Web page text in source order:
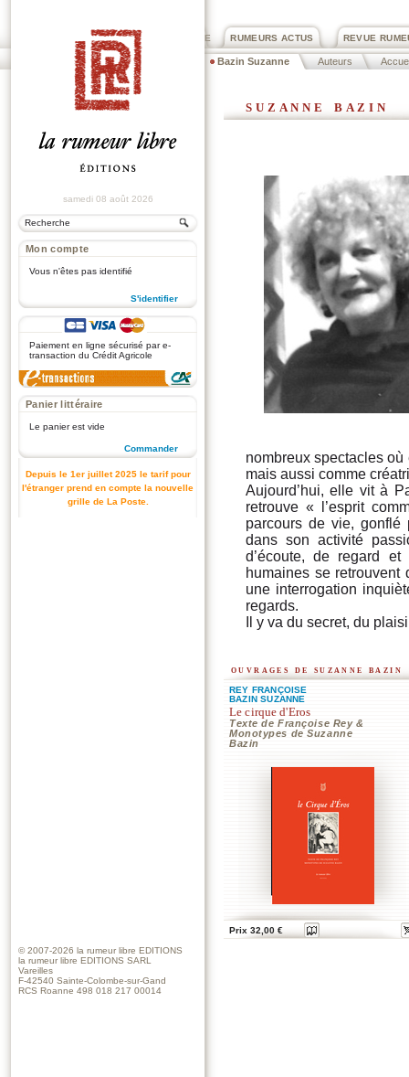
REVUE
RUMEURS ACTUS
PRIX ROGER DEXTRE
Bazin Suzanne Auteurs
samedi 08 août 2026
Mon compte
Vous n'êtes pas identifié
S'identifier
Paiement en ligne sécurisé par e-
transaction du Crédit Agricole
Panier littéraire
Le panier est vide
Commander
Depuis le 1er juillet 2025 le tarif pour
l'étranger prend en compte la nouvelle
grille de La Poste.
suzanne bazin
nombreux spectacles
mais aussi comme
Aujourd’hui, elle vit à
retrouve « l’esprit
parcours de vie, gonflé
dans son activité
d’écoute, de regard
humaines se
une interrogation
regards.
Il y va du secret, du
ouvrages de suzanne bazin
REY FRANÇOISE
BAZIN SUZANNE
Le cirque d'Eros
Texte de Françoise Rey &
Monotypes de Suzanne
Bazin
Prix 32,00 €
© 2007-2026 la rumeur libre EDITIONS
la rumeur libre EDITIONS SARL
Vareilles
F-42540 Sainte-Colombe-sur-Gand
RCS Roanne 498 018 217 00014